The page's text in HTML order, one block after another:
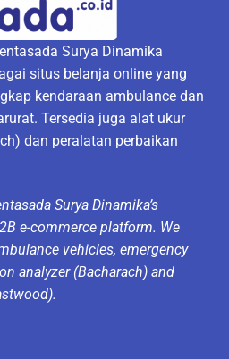
Surya Dinamika
situs belanja online yang
kendaraan ambulance dan
Tersedia juga alat ukur
dan peralatan perbaikan
Surya Dinamika’s
e-commerce platform. We
vehicles, emergency
analyzer (Bacharach) and